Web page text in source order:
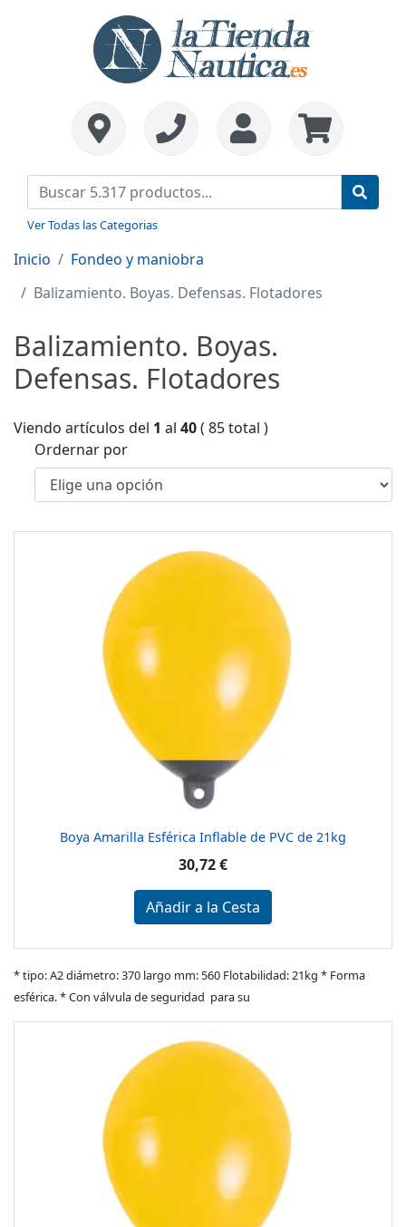
Ver Todas las Categorias
Inicio
Fondeo y maniobra
Balizamiento. Boyas. Defensas. Flotadores
Balizamiento. Boyas.
Defensas. Flotadores
Viendo artículos del 1 al 40( 85 total )
Ordernar por
Boya Amarilla Esférica Inflable de PVC de 21kg
30,72 €
Añadir a la Cesta
* tipo: A2 diámetro: 370 largo mm: 560 Flotabilidad: 21kg * Forma
esférica. * Con válvula de seguridad para su